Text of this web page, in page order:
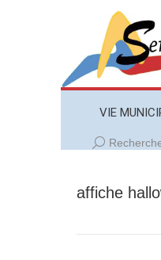
VIE
affiche
VIE MUNICIPALE